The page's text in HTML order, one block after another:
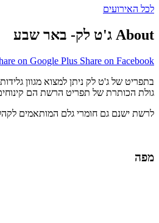
לכל האירועים
About ג'ט לק- באר שבע
on Google Plus Share on Facebook
בתפריט של ג'ט לק ניתן למצוא מגוון
גולת הכותרת של תפריט הרשת הם קינוחים
לרשת ישנם גם חומרי גלם המותאמים לקהל
מפה